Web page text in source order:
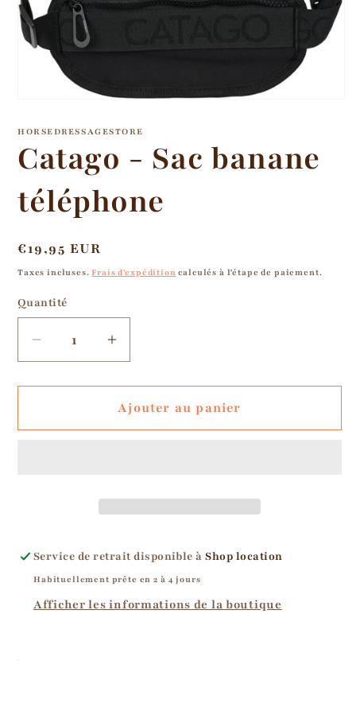
média
dans
une
modale
HORSEDRESSAGESTORE
Catago - Sac banane
téléphone
Prix
habituel
€19,95 EUR
Taxes incluses.Frais d'expédition calculés à l'étape de paiement.
Quantité
Réduire
quantité
Catago
téléphone
Augmenter
quantité
de
Catago
téléphone
Ajouter au panier
Service de retrait disponible àShop location
Habituellement prête en 2 à 4 jours
Afficher les informations de la boutique